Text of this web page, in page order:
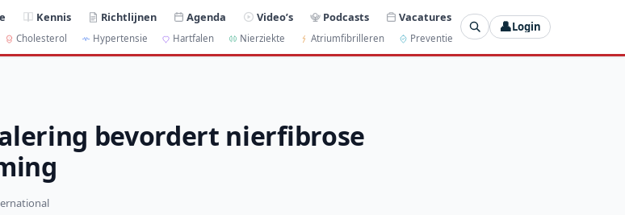
Kennis Richtlijnen Agenda Video’s Podcasts Vacatures
Cholesterol Hypertensie Hartfalen Nierziekte Atriumfibrilleren Preventie
👤Login
bevordert nierfibrose